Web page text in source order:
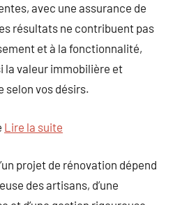
avec une assurance de
résultats ne contribuent pas
et à la fonctionnalité,
la valeur immobilière et
selon vos désirs.
Lire la suite
projet de rénovation dépend
des artisans, d’une